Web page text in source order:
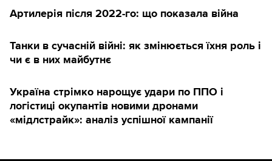
Артилерія після 2022-го: що показала війна
Танки в сучасній війні: як змінюється їхня роль і
чи є в них майбутнє
Україна стрімко нарощує удари по ППО і
логістиці окупантів новими дронами
«мідлстрайк»: аналіз успішної кампанії